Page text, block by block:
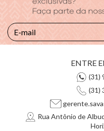
ENTRE
(31)
(31)
Rua Antônio de